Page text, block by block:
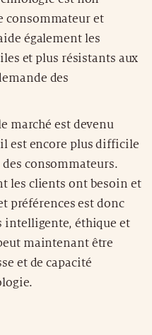
marché est devenu
est encore plus difficile
consommateurs.
les clients ont besoin et
préférences est donc
intelligente, éthique et
maintenant être
et de capacité